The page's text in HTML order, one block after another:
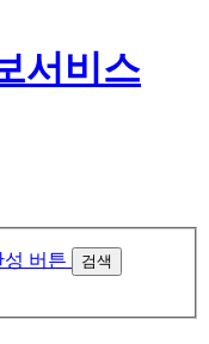
검색